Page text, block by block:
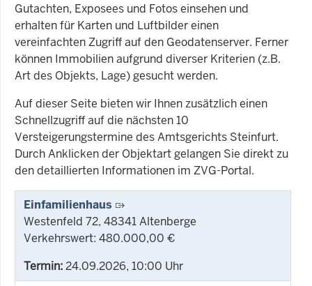
Gutachten, Exposees und Fotos einsehen und
erhalten für Karten und Luftbilder einen
vereinfachten Zugriff auf den Geodatenserver. Ferner
können Immobilien aufgrund diverser Kriterien (z.B.
Art des Objekts, Lage) gesucht werden.
Auf dieser Seite bieten wir Ihnen zusätzlich einen
Schnellzugriff auf die nächsten 10
Versteigerungstermine des Amtsgerichts Steinfurt.
Durch Anklicken der Objektart gelangen Sie direkt zu
den detaillierten Informationen im ZVG-Portal.
Einfamilienhaus
Westenfeld 72, 48341 Altenberge
Verkehrswert: 480.000,00 €
Termin:24.09.2026, 10:00 Uhr